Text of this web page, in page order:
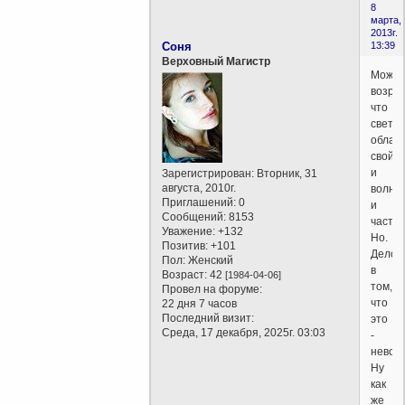
8
марта,
2013г.
13:39
Соня
Верховный Магистр
Зарегистрирован: Вторник, 31
августа, 2010г.
Приглашений: 0
Сообщений: 8153
Уважение: +132
Позитив: +101
Пол: Женский
Возраст: 42[1984-04-06]
Провел на форуме:
22 дня 7 часов
Последний визит:
Среда, 17 декабря, 2025г. 03:03
Можно
что
свет
и
волны,
и
Но.
Дело
в
том,
что
это
-
Ну
как
же